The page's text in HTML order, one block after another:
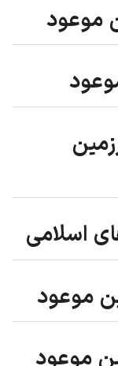
موعود
اسلامی
موعود
موعود